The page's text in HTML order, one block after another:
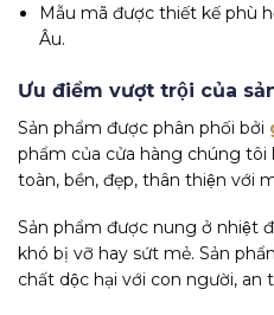
Mẫu mã được thiết kế phù
Âu.
Ưu điểm vượt trội của
Sản phẩm được phân phối bởi
phẩm của cửa hàng chúng tôi
toàn, bền, đẹp, thân thiện với
Sản phẩm được nung ở nhiệt
khó bị vỡ hay sứt mẻ. Sản
chất dộc hại với con người, an